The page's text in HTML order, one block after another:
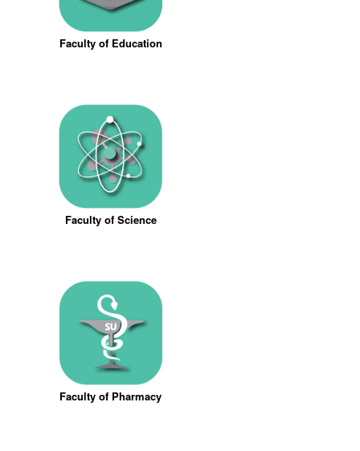
Faculty of Education
Faculty of Science
Faculty of Pharmacy